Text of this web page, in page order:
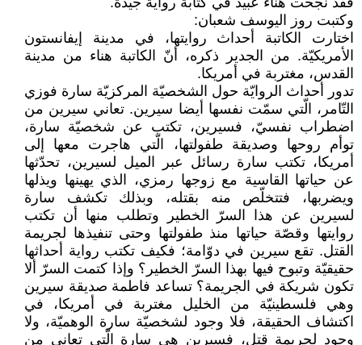
وكتبت روز اليوسف شعبان:
اختارت الكاتبة أحداث روايتها، في مدينة إيفانستون
الأمريكيّة. من الجدير ذكره، أنّ الكاتبة هناء من مدينة
القدس، مغتربة في أمريكا.
تدور أحداث الروايّة حول الشخصيّة المركزيّة سارة فوزي
التّامر، الّتي سمّت نفسها أيضا سيرين. تعاني سيرين من
اضطراب نفسيّ، فسيرين، تكتب عن شخصيّة سارة،
توأم روحها وصديقة طفولتها، الّتي هاجرت معها إلى
أمريكا، تكتب سارة رسائل عبر الميل لسيرين، تحدّثها
عن حياتها القاسية مع زوجها رمزي، الذي يهينها ويذلها
ويضربها، فتتخلّص منه بقتله، وبذلك تكشف سارة
لسيرين عن هذا السرّ الخطير وتطلب منها أن تكتب
روايتها وقصّة حياتها منذ طفولتها وحتى تنفيذها لجريمة
القتل. تقع سيرين في دوّامة؛ فكيف تكتب رواية أحداثها
حقيقيّة وتبوح فيها بهذا السرّ الخطير؟ وإذا كتمت السرّ ألا
تكون شريكة في الجريمة؟ تساعد فاطمة صديقة سيرين
وهي فلسطينيّة من الخليل مغتربة في أمريكا، في
اكتشاف الحقيقة، فلا وجود لشخصيّة سارة الوهميّة، ولا
وجود لجريمة قتل، فسيرين هي سارة الّتي تعاني من